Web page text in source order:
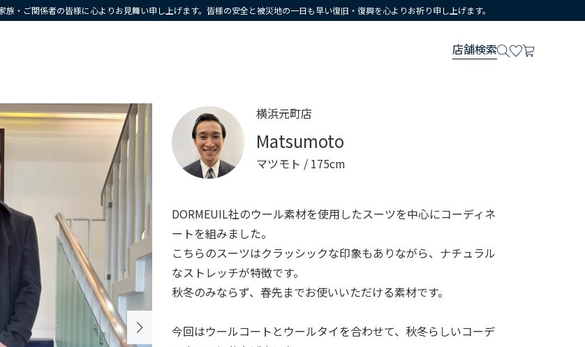
・ご関係者の皆様に心よりお見舞い申し上げます。皆様の安全と被災地の一日も早い復旧・復興を心よりお祈り申し上げます。
店舗検索
横浜元町店
Matsumoto
マツモト / 175cm
DORMEUIL社のウール素材を使用したスーツを中心にコーディネ
ートを組みました。
こちらのスーツはクラッシックな印象もありながら、ナチュラル
なストレッチが特徴です。
秋冬のみならず、春先までお使いいただける素材です。
今回はウールコートとウールタイを合わせて、秋冬らしいコーデ